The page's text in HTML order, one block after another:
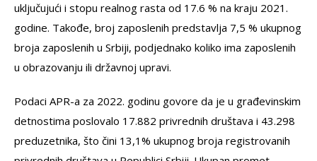
uključujući i stopu realnog rasta od 17.6 % na kraju 2021.
godine. Takođe, broj zaposlenih predstavlja 7,5 % ukupnog
broja zaposlenih u Srbiji, podjednako koliko ima zaposlenih
u obrazovanju ili državnoj upravi.
Podaci APR-a za 2022. godinu govore da je u građevinskim
detnostima poslovalo 17.882 privrednih društava i 43.298
preduzetnika, što čini 13,1% ukupnog broja registrovanih